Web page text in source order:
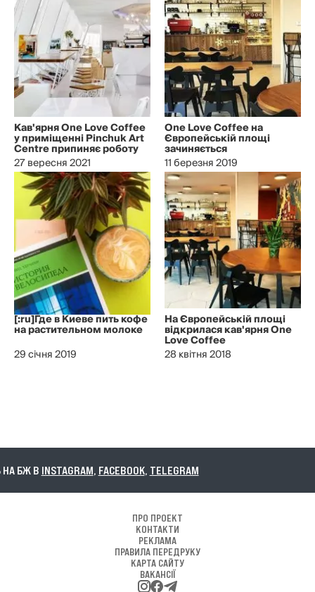
Кав'ярня One Love Coffee
у приміщенні Pinchuk Art
Centre припиняє роботу
27 вересня 2021
One Love Coffee на
Європейській площі
зачиняється
11 березня 2019
[:ru]Где в Киеве пить кофе
на растительном молоке
29 січня 2019
На Європейській площі
відкрилася кав'ярня One
Love Coffee
28 квітня 2018
ВINSTAGRAM,FACEBOOK,TELEGRAM
ПРО ПРОЕКТ
КОНТАКТИ
РЕКЛАМА
ПРАВИЛА ПЕРЕДРУКУ
КАРТА САЙТУ
ВАКАНСІЇ